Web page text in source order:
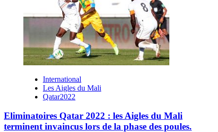
International
Les Aigles du Mali
Qatar2022
Eliminatoires Qatar 2022 : les Aigles du Mali
terminent invaincus lors de la phase des poules.